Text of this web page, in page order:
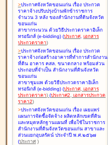
>ประกาศจังหวัดขอนแก่น เรื่อง ประกวด
ราคาจ้างปรับปรุงบ้านพักข้าราชการ
จำนวน 3 หลัง ของสำนักงานที่ดินจังหวัด
ขอนแก่น
สาขากระนวน ด้วยวิธีประกวดราคาอิเล็ก
ทรอนิกส์ (e-bidding) (ประกาศ, เอกสาร
ประกวดราคา)
>ประกาศจังหวัดขอนแก่น เรื่อง ประกวด
ราคาจ้างก่อสร้างอาคารที่ทำการสำนักงาน
ที่ดิน อาคาร คสล. ขนาดกลาง พร้อมส่วน
ประกอบที่จำเป็น สำนักงานที่ดินจังหวัด
ขอนแก่น
สาขาชุมแพ ด้วยวิธีประกวดราคาอิเล็ก
ทรอนิกส์ (e-bidding) (ประกาศ, เอกสาร
ประกวดราคา) (ประกาศ2, เอกสารประกวด
ราคา2)
>ประกาศจังหวัดขอนแก่น เรื่อง เผยแพร่
แผนการจัดซื้อจัดจ้าง ผลิตหลักเขตที่ดิน
และหมุดหลักฐานแผนที่ เพื่อใช้ในราชการ
สำนักงานที่ดินจังหวัดขอนแก่น สาขาและ
ส่วนแยกอุบลรัตน์ ประจำปี พ.ศ.๒๕๖๗
(ประกาศ )